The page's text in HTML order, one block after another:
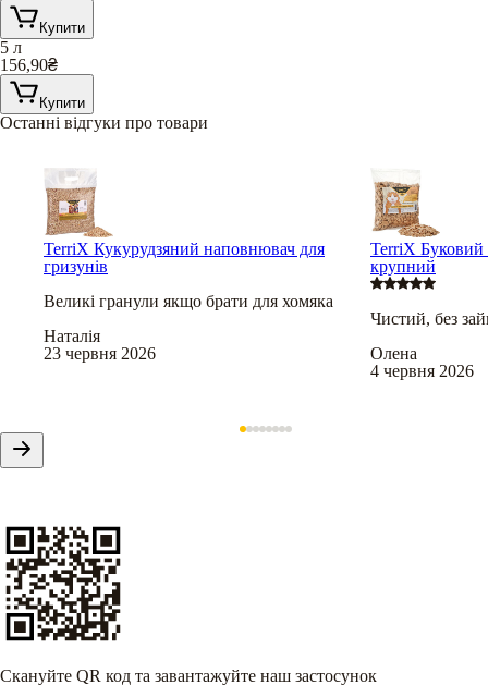
Купити
5 л
156,90₴
Купити
Останні відгуки про товари
TerriX Кукурудзяний наповнювач для
гризунів
Великі гранули якщо брати для хомяка
Наталія
23 червня 2026
TerriX Буковий
крупний
Чистий, без
Олена
4 червня 2026
Скануйте QR код та завантажуйте наш застосунок